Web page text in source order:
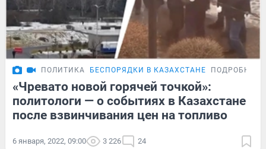
ПОЛИТИКА БЕСПОРЯДКИ В КАЗАХСТАНЕ
«Чревато новой горячей точкой»:
политологи — о событиях в Казахстане
после взвинчивания цен на топливо
6 января, 2022, 09:00 3 226 24